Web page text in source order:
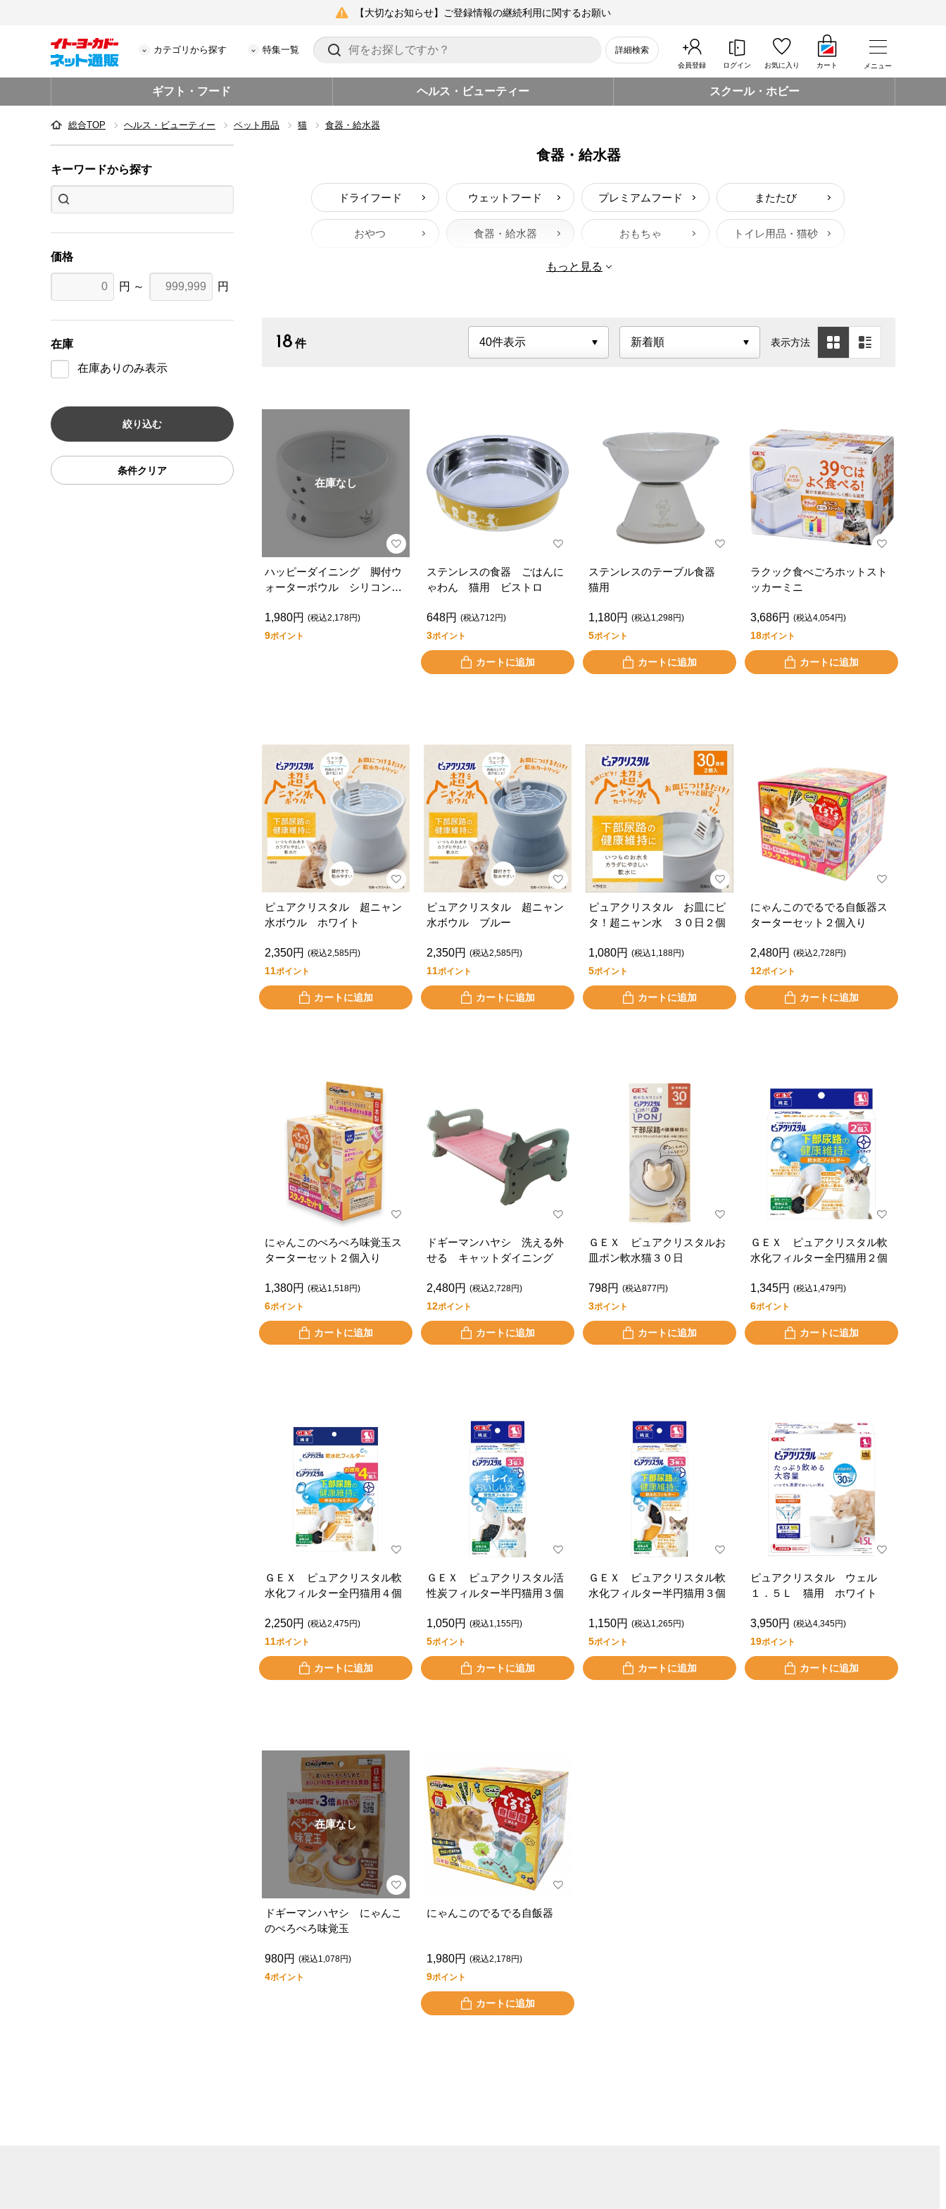
【大切なお知らせ】ご登録情報の継続利用に関するお願い
カテゴリから探す 特集一覧 詳細検索
会員登録 ログイン お気に入り カート メニュー
ギフト・フード ヘルス・ビューティー スクール・ホビー
総合TOP ヘルス・ビューティー ペット用品 猫 食器・給水器
キーワードから探す
価格
円 ～ 円
在庫
在庫ありのみ表示
条件クリア
食器・給水器
ドライフード ウェットフード プレミアムフード またたび
おやつ 食器・給水器 おもちゃ トイレ用品・猫砂
ヘルスケア用品
もっと見る
18 件 表示方法
在庫なし
ハッピーダイニング 脚付ウ
ォーターボウル シリコン付
1,980円 (税込2,178円)
9ポイント
ステンレスの食器 ごはんに
ゃわん 猫用 ビストロ
648円 (税込712円)
3ポイント
カートに追加
ステンレスのテーブル食器
猫用
1,180円 (税込1,298円)
5ポイント
カートに追加
ラクック食べごろホットスト
ッカーミニ
3,686円 (税込4,054円)
18ポイント
カートに追加
ピュアクリスタル 超ニャン
水ボウル ホワイト
2,350円 (税込2,585円)
11ポイント
カートに追加
ピュアクリスタル 超ニャン
水ボウル ブルー
2,350円 (税込2,585円)
11ポイント
カートに追加
ピュアクリスタル お皿にピ
タ！超ニャン水 ３０日２個
1,080円 (税込1,188円)
5ポイント
カートに追加
にゃんこのでるでる自飯器ス
ターターセット２個入り
2,480円 (税込2,728円)
12ポイント
カートに追加
にゃんこのぺろぺろ味覚玉ス
ターターセット２個入り
1,380円 (税込1,518円)
6ポイント
カートに追加
ドギーマンハヤシ 洗える外
せる キャットダイニング
2,480円 (税込2,728円)
12ポイント
カートに追加
ＧＥＸ ピュアクリスタルお
皿ポン軟水猫３０日
798円 (税込877円)
3ポイント
カートに追加
ＧＥＸ ピュアクリスタル軟
水化フィルター全円猫用２個
1,345円 (税込1,479円)
6ポイント
カートに追加
ＧＥＸ ピュアクリスタル軟
水化フィルター全円猫用４個
2,250円 (税込2,475円)
11ポイント
カートに追加
ＧＥＸ ピュアクリスタル活
性炭フィルター半円猫用３個
1,050円 (税込1,155円)
5ポイント
カートに追加
ＧＥＸ ピュアクリスタル軟
水化フィルター半円猫用３個
1,150円 (税込1,265円)
5ポイント
カートに追加
ピュアクリスタル ウェル
１．５Ｌ 猫用 ホワイト
3,950円 (税込4,345円)
19ポイント
カートに追加
在庫なし
ドギーマンハヤシ にゃんこ
のぺろぺろ味覚玉
980円 (税込1,078円)
4ポイント
にゃんこのでるでる自飯器
1,980円 (税込2,178円)
9ポイント
カートに追加